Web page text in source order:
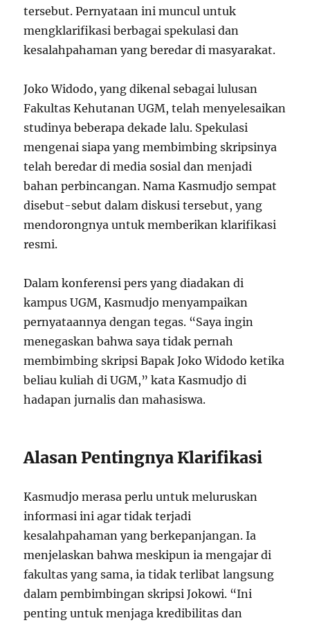
tersebut. Pernyataan ini muncul untuk
mengklarifikasi berbagai spekulasi dan
kesalahpahaman yang beredar di masyarakat.
Joko Widodo, yang dikenal sebagai lulusan
Fakultas Kehutanan UGM, telah menyelesaikan
studinya beberapa dekade lalu. Spekulasi
mengenai siapa yang membimbing skripsinya
telah beredar di media sosial dan menjadi
bahan perbincangan. Nama Kasmudjo sempat
disebut-sebut dalam diskusi tersebut, yang
mendorongnya untuk memberikan klarifikasi
resmi.
Dalam konferensi pers yang diadakan di
kampus UGM, Kasmudjo menyampaikan
pernyataannya dengan tegas. “Saya ingin
menegaskan bahwa saya tidak pernah
membimbing skripsi Bapak Joko Widodo ketika
beliau kuliah di UGM,” kata Kasmudjo di
hadapan jurnalis dan mahasiswa.
Alasan Pentingnya Klarifikasi
Kasmudjo merasa perlu untuk meluruskan
informasi ini agar tidak terjadi
kesalahpahaman yang berkepanjangan. Ia
menjelaskan bahwa meskipun ia mengajar di
fakultas yang sama, ia tidak terlibat langsung
dalam pembimbingan skripsi Jokowi. “Ini
penting untuk menjaga kredibilitas dan